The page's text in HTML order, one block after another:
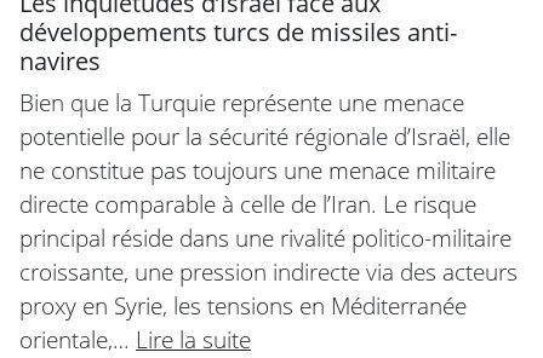
développements turcs de missiles anti-
navires
Bien que la Turquie représente une menace
potentielle pour la sécurité régionale d’Israël, elle
ne constitue pas toujours une menace militaire
directe comparable à celle de l’Iran. Le risque
principal réside dans une rivalité politico-militaire
croissante, une pression indirecte via des acteurs
proxy en Syrie, les tensions en Méditerranée
orientale,… Lire la suite